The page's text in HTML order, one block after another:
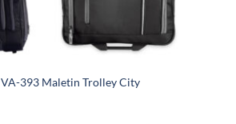
VA-393 Maletin Trolley City